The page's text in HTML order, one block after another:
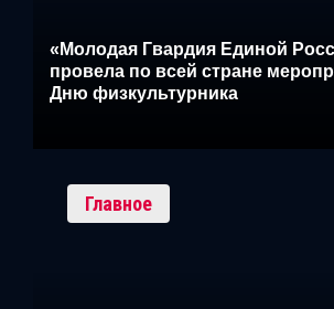
«Молодая Гвардия Единой
провела по всей стране
Дню физкультурника
Главное